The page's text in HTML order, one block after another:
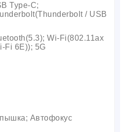
Type-C;
/ USB
Wi-Fi(802.11ax
Fi 6E)); 5G
Автофокус